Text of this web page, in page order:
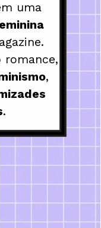
uma
romance,
,
.